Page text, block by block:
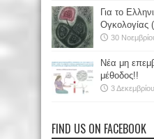
Για το
30
Νέα μη
μέθοδος!!
3
FIND US ON FACEBOOK